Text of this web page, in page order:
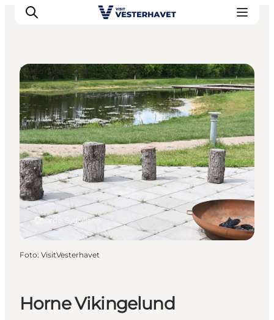
Det sker
Oplevelser
Vores Byer
Mad & Overnatning
Køb billet
Planlæg din ferie
Horne Vikingelund
Varde, Sydjylland
Naturområder
Foto: VisitVesterhavet